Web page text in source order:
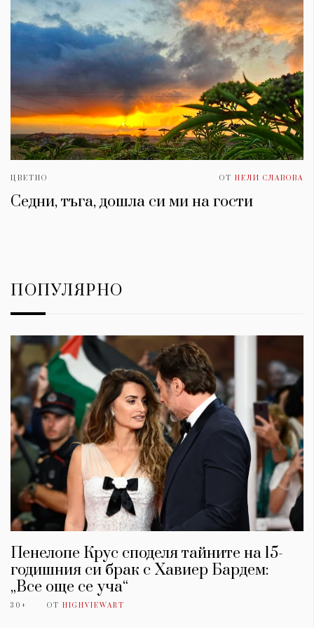
ЦВЕТНО ОТ НЕЛИ СЛАВОВА
Седни, тъга, дошла си ми на гости
ПОПУЛЯРНО
Пенелопе Крус споделя тайните на 15-
годишния си брак с Хавиер Бардем:
„Все още се уча“
30+ ОТ HIGHVIEWART